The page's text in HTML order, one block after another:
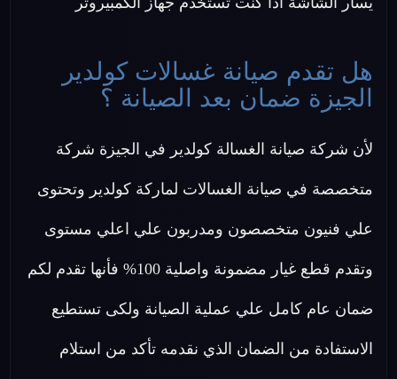
هل تقدم صيانة غسالات كولدير
الجيزة ضمان بعد الصيانة ؟
لأن شركة صيانة الغسالة كولدير في الجيزة شركة
متخصصة في صيانة الغسالات لماركة كولدير وتحتوى
علي فنيون متخصصون ومدربون علي اعلي مستوى
وتقدم قطع غيار مضمونة واصلية 100% فأنها تقدم لكم
ضمان عام كامل علي عملية الصيانة ولكى تستطيع
الاستفادة من الضمان الذي نقدمه تأكد من استلام